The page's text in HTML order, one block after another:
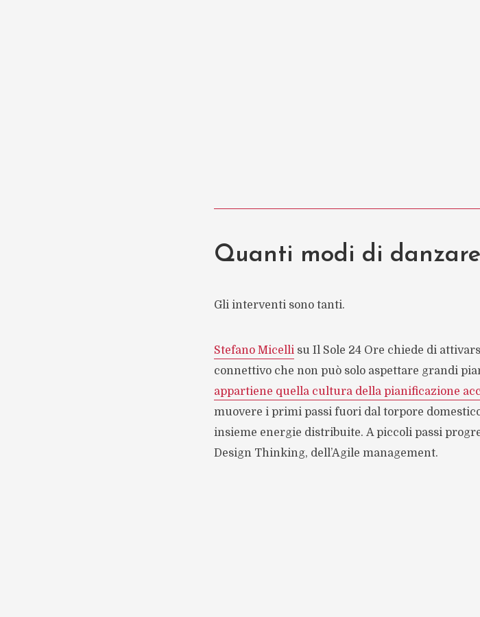
Quanti modi di
Gli interventi sono tanti.
Stefano Micelli su Il Sole 24 Ore chiede di
connettivo che non può solo aspettare grandi
appartiene quella cultura della pianificazione
muovere i primi passi fuori dal torpore
insieme energie distribuite. A piccoli passi
Design Thinking, dell’Agile management.